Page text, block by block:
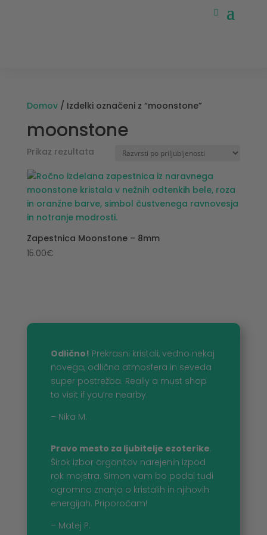
Domov/ Izdelki označeni z “moonstone”
moonstone
Prikaz rezultata
Zapestnica Moonstone – 8mm
15.00€
Odlično! Prekrasni kristali, vedno nekaj
novega, odlična atmosfera in seveda
super postrežba. Really a must shop
to visit if you’re nearby.
– Nika M.
Pravo mesto za ljubitelje ezoterike.
Širok izbor orgonitov narejenih izpod
rok mojstra. Simon vam bo podal tudi
ogromno znanja o kristalih in njihovih
energijah. Priporočam!
– Matej P.